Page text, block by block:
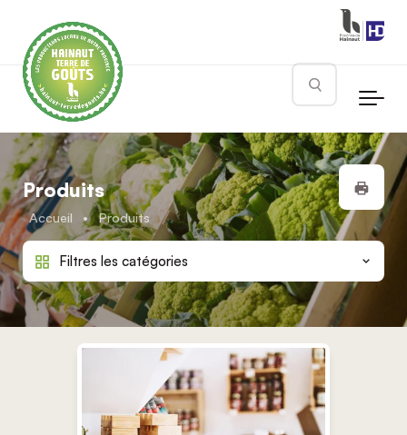
Rechercher
Produits
Accueil • Produits
Filtres les catégories